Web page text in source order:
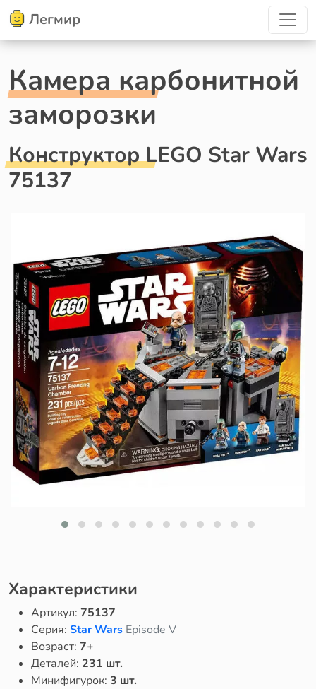
Легмир
Камера карбонитной
заморозки
Конструктор LEGO Star Wars
75137
Характеристики
Артикул: 75137
Серия: Star Wars Episode V
Возраст: 7+
Деталей: 231 шт.
Минифигурок: 3 шт.